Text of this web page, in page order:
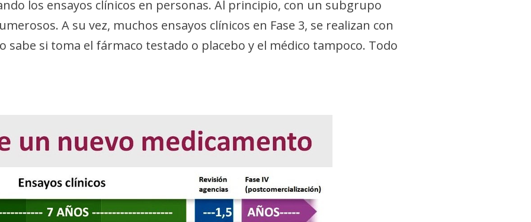
los ensayos clínicos en personas. Al principio, con un subgrupo
A su vez, muchos ensayos clínicos en Fase 3, se realizan con
sabe si toma el fármaco testado o placebo y el médico tampoco. Todo